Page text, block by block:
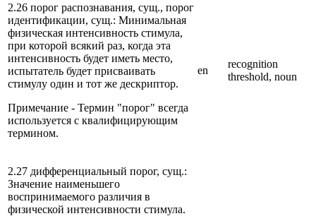
2.26 порог распознавания, сущ., порог
идентификации, сущ.: Минимальная
физическая интенсивность стимула,
при которой всякий раз, когда эта
интенсивность будет иметь место,
испытатель будет присваивать
стимулу один и тот же дескриптор.
Примечание - Термин "порог" всегда
используется с квалифицирующим
термином.
en
recognition
threshold, noun
2.27 дифференциальный порог, сущ.:
Значение наименьшего
воспринимаемого различия в
физической интенсивности стимула.